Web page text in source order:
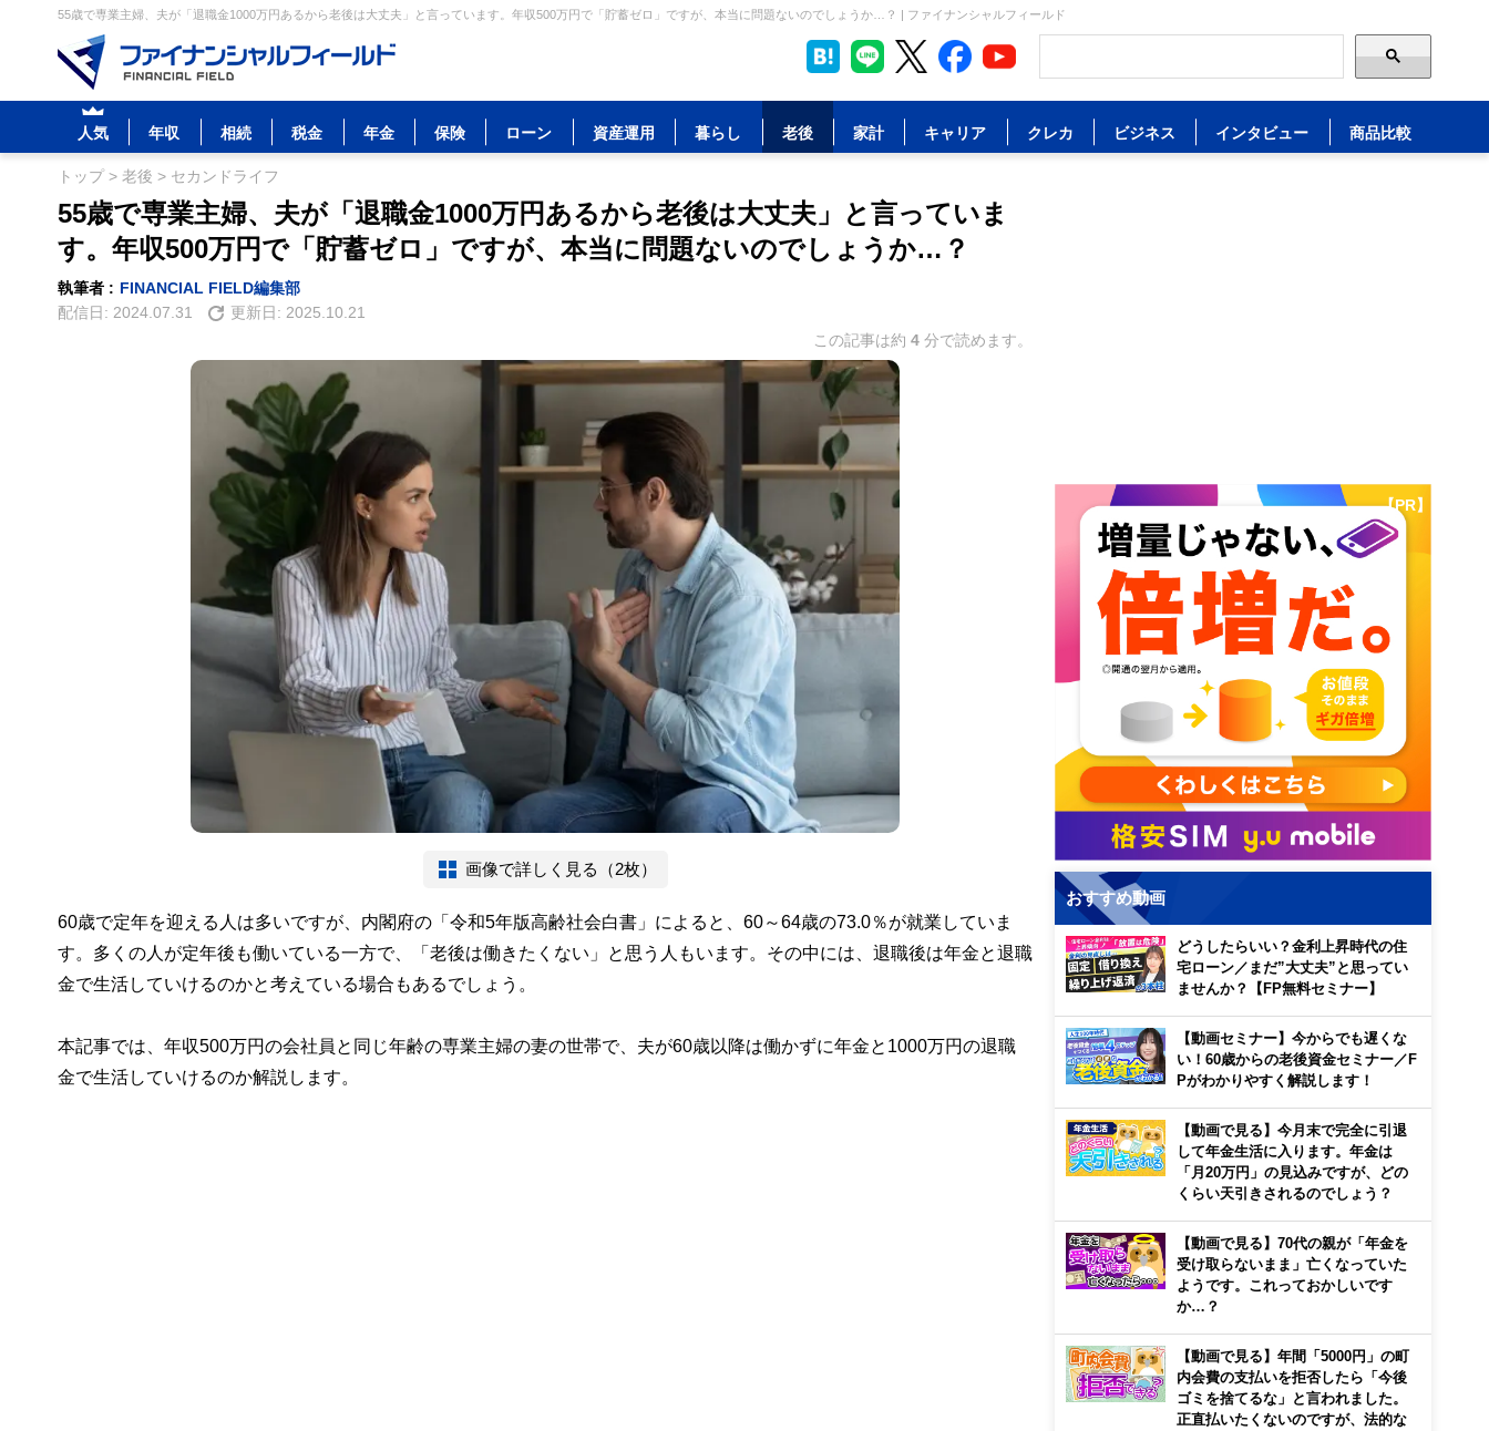
55歳で専業主婦、夫が「退職金1000万円あるから老後は大丈夫」と言っています。年収500万円で「貯蓄ゼロ」ですが、本当に問題ないのでしょうか…？ | ファイナンシャルフィールド
人気 年収 相続 税金 年金 保険 ローン 資産運用 暮らし 老後 家計 キャリア クレカ ビジネス インタビュー 商品比較
トップ> 老後 > セカンドライフ
55歳で専業主婦、夫が「退職金1000万円あるから老後は大丈夫」と言っていま
す。年収500万円で「貯蓄ゼロ」ですが、本当に問題ないのでしょうか…？
執筆者 : FINANCIAL FIELD編集部
配信日: 2024.07.31 更新日: 2025.10.21
この記事は約 4 分で読めます。
画像で詳しく見る（2枚）
60歳で定年を迎える人は多いですが、内閣府の「令和5年版高齢社会白書」によると、60～64歳の73.0％が就業していま
す。多くの人が定年後も働いている一方で、「老後は働きたくない」と思う人もいます。その中には、退職後は年金と退職
金で生活していけるのかと考えている場合もあるでしょう。
本記事では、年収500万円の会社員と同じ年齢の専業主婦の妻の世帯で、夫が60歳以降は働かずに年金と1000万円の退職
金で生活していけるのか解説します。
【PR】
おすすめ動画
どうしたらいい？金利上昇時代の住
宅ローン／まだ”大丈夫”と思ってい
ませんか？【FP無料セミナー】
【動画セミナー】今からでも遅くな
い！60歳からの老後資金セミナー／F
Pがわかりやすく解説します！
【動画で見る】今月末で完全に引退
して年金生活に入ります。年金は
「月20万円」の見込みですが、どの
くらい天引きされるのでしょう？
【動画で見る】70代の親が「年金を
受け取らないまま」亡くなっていた
ようです。これっておかしいです
か…？
【動画で見る】年間「5000円」の町
内会費の支払いを拒否したら「今後
ゴミを捨てるな」と言われました。
正直払いたくないのですが、法的な